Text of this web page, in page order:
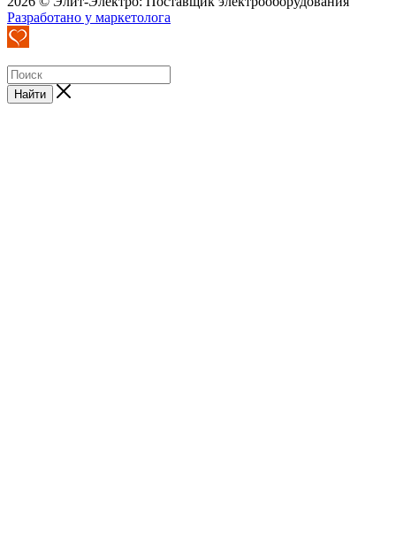
Разработано у маркетолога
Найти